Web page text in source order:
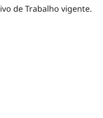
de Trabalho vigente.